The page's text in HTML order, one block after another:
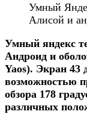
Умный
Алисой и
Умный яндекс
Андроид и
Yaos). Экран 43
возможностью
обзора 178
различных